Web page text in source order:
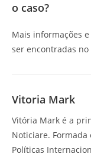
o caso?
Mais informações
ser encontradas no
Vitoria Mark
Vitória Mark é a
Noticiare. Formada
Políticas